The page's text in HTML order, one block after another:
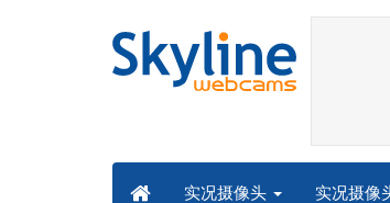
实况摄像头 实况摄像